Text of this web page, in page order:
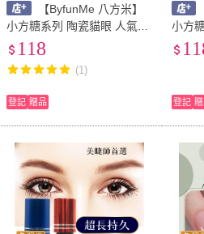
【ByfunMe 八方米】
小方糖系列 陶瓷貓眼 人氣貓
眼膠 晶石貓眼膠 美甲凝膠美
118
(1)
登記 贈品
小方
眼膠
登記